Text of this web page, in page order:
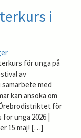
i
för unga på
av
med
kan ansöka om
Örebrodistriktet för
unga 2026 |
15 maj! […]